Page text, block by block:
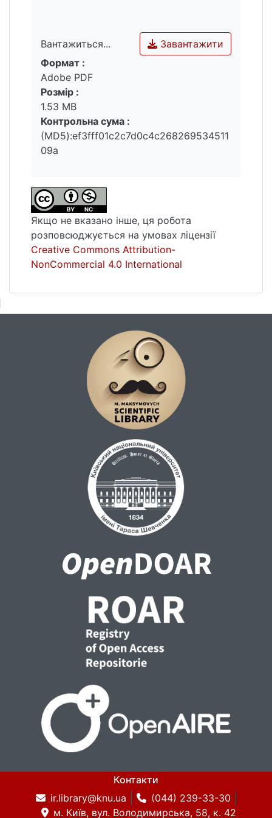
Вантажиться...
Вантажиться...
Завантажити
Формат :
Adobe PDF
Розмір :
1.53 MB
Контрольна сума :
(MD5):ef3fff01c2c7d0c4c268269534511
09a
Якщо не вказано інше, ця робота
розповсюджується на умовах ліцензії
Creative Commons Attribution-
NonCommercial 4.0 International
Контакти
ir.library@knu.ua
(044) 239-33-30
м. Київ, вул. Володимирська, 58, к. 42